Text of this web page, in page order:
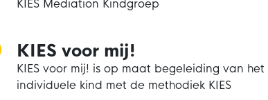
KIES Mediation Kindgroep
KIES voor mij!
KIES voor mij! is op maat begeleiding van het
individuele kind met de methodiek KIES